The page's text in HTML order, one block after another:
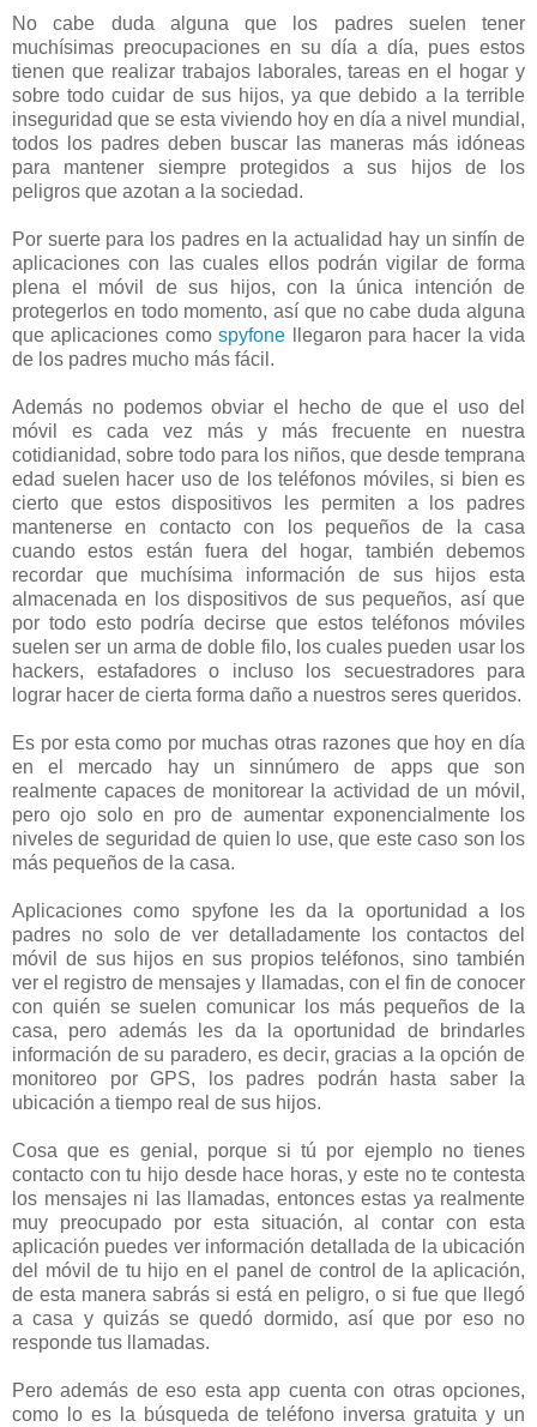
No cabe duda alguna que los padres suelen tener
muchísimas preocupaciones en su día a día, pues estos
tienen que realizar trabajos laborales, tareas en el hogar y
sobre todo cuidar de sus hijos, ya que debido a la terrible
inseguridad que se esta viviendo hoy en día a nivel mundial,
todos los padres deben buscar las maneras más idóneas
para mantener siempre protegidos a sus hijos de los
peligros que azotan a la sociedad.
Por suerte para los padres en la actualidad hay un sinfín de
aplicaciones con las cuales ellos podrán vigilar de forma
plena el móvil de sus hijos, con la única intención de
protegerlos en todo momento, así que no cabe duda alguna
que aplicaciones comospyfone
llegaron para hacer la vida
de los padres mucho más fácil.
Además no podemos obviar el hecho de que el uso del
móvil es cada vez más y más frecuente en nuestra
cotidianidad, sobre todo para los niños, que desde temprana
edad suelen hacer uso de los teléfonos móviles, si bien es
cierto que estos dispositivos les permiten a los padres
mantenerse en contacto con los pequeños de la casa
cuando estos están fuera del hogar, también debemos
recordar que muchísima información de sus hijos esta
almacenada en los dispositivos de sus pequeños, así que
por todo esto podría decirse que estos teléfonos móviles
suelen ser un arma de doble filo, los cuales pueden usar los
hackers, estafadores o incluso los secuestradores para
lograr hacer de cierta forma daño a nuestros seres queridos.
Es por esta como por muchas otras razones que hoy en día
en el mercado hay un sinnúmero de apps que son
realmente capaces de monitorear la actividad de un móvil,
pero ojo solo en pro de aumentar exponencialmente los
niveles de seguridad de quien lo use, que este caso son los
más pequeños de la casa.
Aplicaciones como spyfone les da la oportunidad a los
padres no solo de ver detalladamente los contactos del
móvil de sus hijos en sus propios teléfonos, sino también
ver el registro de mensajes y llamadas, con el fin de conocer
con quién se suelen comunicar los más pequeños de la
casa, pero además les da la oportunidad de brindarles
información de su paradero, es decir, gracias a la opción de
monitoreo por GPS, los padres podrán hasta saber la
ubicación a tiempo real de sus hijos.
Cosa que es genial, porque si tú por ejemplo no tienes
contacto con tu hijo desde hace horas, y este no te contesta
los mensajes ni las llamadas, entonces estas ya realmente
muy preocupado por esta situación, al contar con esta
aplicación puedes ver información detallada de la ubicación
del móvil de tu hijo en el panel de control de la aplicación,
de esta manera sabrás si está en peligro, o si fue que llegó
a casa y quizás se quedó dormido, así que por eso no
responde tus llamadas.
Pero además de eso esta app cuenta con otras opciones,
como lo es la búsqueda de teléfono inversa gratuita y un